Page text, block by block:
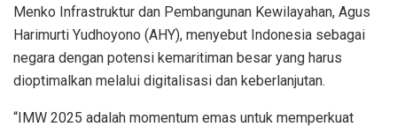
Menko Infrastruktur dan Pembangunan Kewilayahan, Agus
Harimurti Yudhoyono (AHY), menyebut Indonesia sebagai
negara dengan potensi kemaritiman besar yang harus
dioptimalkan melalui digitalisasi dan keberlanjutan.
“IMW 2025 adalah momentum emas untuk memperkuat